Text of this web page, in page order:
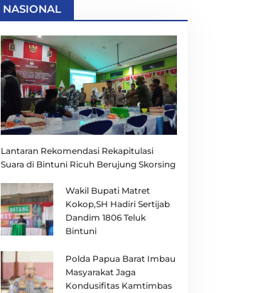
NASIONAL
Lantaran Rekomendasi Rekapitulasi
Suara di Bintuni Ricuh Berujung Skorsing
Wakil Bupati Matret
Kokop,SH Hadiri Sertijab
Dandim 1806 Teluk
Bintuni
Polda Papua Barat Imbau
Masyarakat Jaga
Kondusifitas Kamtimbas